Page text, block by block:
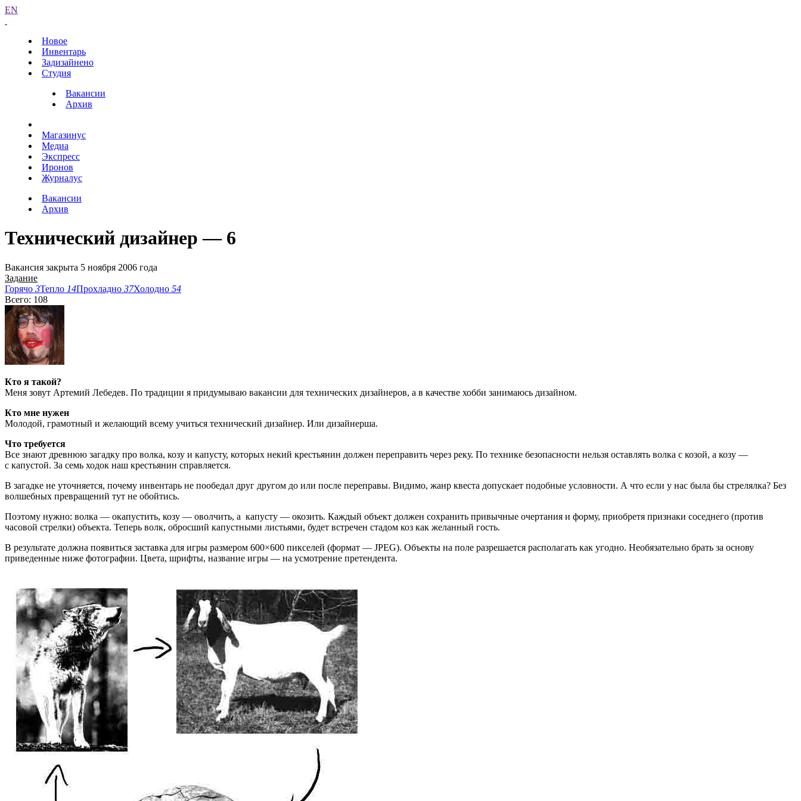
EN
Новое
Инвентарь
Задизайнено
Студия
Вакансии
Архив
Магазинус
Медиа
Экспресс
Иронов
Журналус
Вакансии
Архив
Технический дизайнер — 6
Вакансия закрыта 5 ноября 2006 года
Задание
Горячо 3Тепло 14Прохладно 37Холодно 54
Всего: 108
Кто я такой?
Меня зовут Артемий Лебедев. По традиции я придумываю вакансии для технических дизайнеров, а в качестве хобби занимаюсь дизайном.
Кто мне нужен
Молодой, грамотный и желающий всему учиться технический дизайнер. Или дизайнерша.
Что требуется
Все знают древнюю загадку про волка, козу и капусту, которых некий крестьянин должен переправить через реку. По технике безопасности нельзя оставлять волка с козой, а козу —
с капустой. За семь ходок наш крестьянин справляется.
В загадке не уточняется, почему инвентарь не пообедал друг другом до или после переправы. Видимо, жанр квеста допускает подобные условности. А что если у нас была бы стрелялка? Без
волшебных превращений тут не обойтись.
Поэтому нужно: волка — окапустить, козу — оволчить, а капусту — окозить. Каждый объект должен сохранить привычные очертания и форму, приобретя признаки соседнего (против
часовой стрелки) объекта. Теперь волк, обросший капустными листьями, будет встречен стадом коз как желанный гость.
В результате должна появиться заставка для игры размером 600×600 пикселей (формат — JPEG). Объекты на поле разрешается располагать как угодно. Необязательно брать за основу
приведенные ниже фотографии. Цвета, шрифты, название игры — на усмотрение претендента.